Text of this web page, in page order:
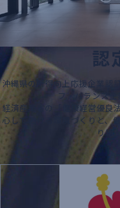
認
沖縄県の所得向上応援企業認
フ・バランス企
経済産業省の「健康経営優良
心して働ける環境づくりと、
り組